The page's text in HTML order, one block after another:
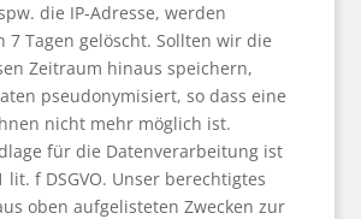
die IP-Adresse, werden
7 Tagen gelöscht. Sollten wir die
Zeitraum hinaus speichern,
pseudonymisiert, so dass eine
nicht mehr möglich ist.
für die Datenverarbeitung ist
lit. f DSGVO. Unser berechtigtes
oben aufgelisteten Zwecken zur